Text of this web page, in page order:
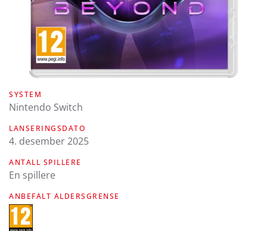
SYSTEM
Nintendo Switch
LANSERINGSDATO
4. desember 2025
ANTALL SPILLERE
En spillere
ANBEFALT ALDERSGRENSE